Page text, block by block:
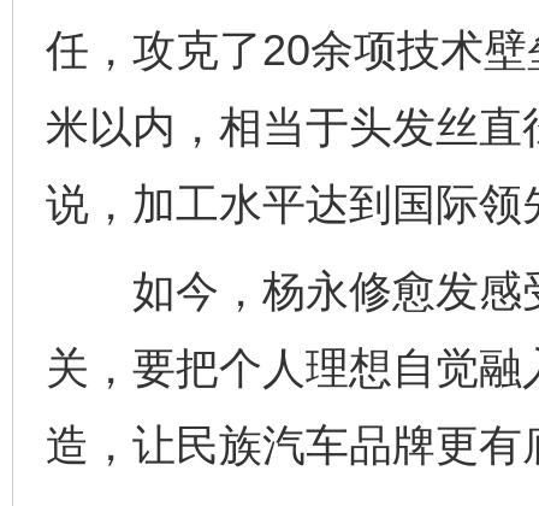
任，攻克了20余项技术
米以内，相当于头发丝直
说，加工水平达到国际领
如今，杨永修愈发感
关，要把个人理想自觉
造，让民族汽车品牌更有